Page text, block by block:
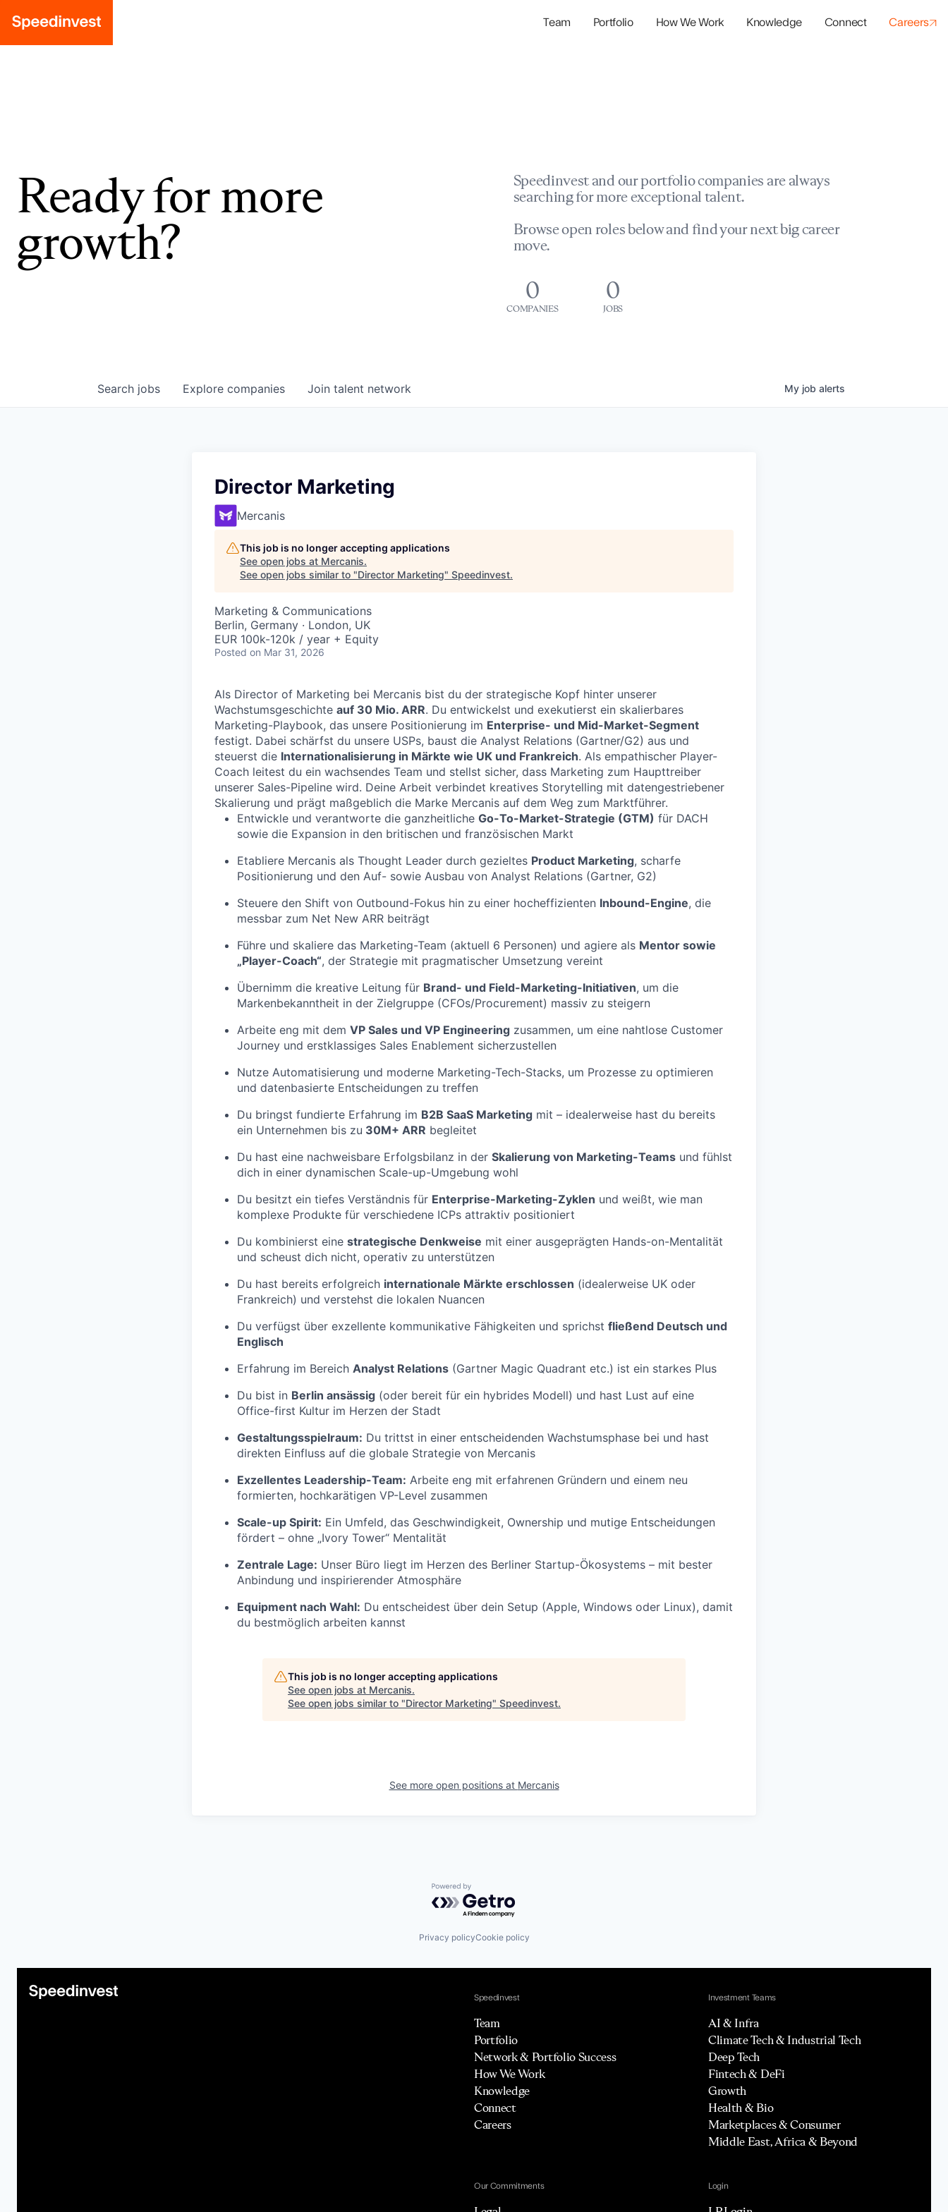
Team Portfolio How We Work Knowledge Connect Careers
Ready for more
growth?
Speedinvest and our portfolio companies are always
searching for more exceptional talent.
Browse open roles below and find your next big career
move.
0
COMPANIES
0
JOBS
Search jobs Explore companies Join talent network My job alerts
Director Marketing
Mercanis
This job is no longer accepting applications
See open jobs at Mercanis.
See open jobs similar to "Director Marketing" Speedinvest.
Marketing & Communications
Berlin, Germany · London, UK
EUR 100k-120k / year + Equity
Posted on Mar 31, 2026
Als Director of Marketing bei Mercanis bist du der strategische Kopf hinter unserer
Wachstumsgeschichte auf 30 Mio. ARR. Du entwickelst und exekutierst ein skalierbares
Marketing-Playbook, das unsere Positionierung im Enterprise- und Mid-Market-Segment
festigt. Dabei schärfst du unsere USPs, baust die Analyst Relations (Gartner/G2) aus und
steuerst die Internationalisierung in Märkte wie UK und Frankreich. Als empathischer Player-
Coach leitest du ein wachsendes Team und stellst sicher, dass Marketing zum Haupttreiber
unserer Sales-Pipeline wird. Deine Arbeit verbindet kreatives Storytelling mit datengestriebener
Skalierung und prägt maßgeblich die Marke Mercanis auf dem Weg zum Marktführer.
Entwickle und verantworte die ganzheitliche Go-To-Market-Strategie (GTM) für DACH
sowie die Expansion in den britischen und französischen Markt
Etabliere Mercanis als Thought Leader durch gezieltes Product Marketing, scharfe
Positionierung und den Auf- sowie Ausbau von Analyst Relations (Gartner, G2)
Steuere den Shift von Outbound-Fokus hin zu einer hocheffizienten Inbound-Engine, die
messbar zum Net New ARR beiträgt
Führe und skaliere das Marketing-Team (aktuell 6 Personen) und agiere als Mentor sowie
„Player-Coach“, der Strategie mit pragmatischer Umsetzung vereint
Übernimm die kreative Leitung für Brand- und Field-Marketing-Initiativen, um die
Markenbekanntheit in der Zielgruppe (CFOs/Procurement) massiv zu steigern
Arbeite eng mit dem VP Sales und VP Engineering zusammen, um eine nahtlose Customer
Journey und erstklassiges Sales Enablement sicherzustellen
Nutze Automatisierung und moderne Marketing-Tech-Stacks, um Prozesse zu optimieren
und datenbasierte Entscheidungen zu treffen
Du bringst fundierte Erfahrung im B2B SaaS Marketing mit – idealerweise hast du bereits
ein Unternehmen bis zu 30M+ ARR begleitet
Du hast eine nachweisbare Erfolgsbilanz in der Skalierung von Marketing-Teams und fühlst
dich in einer dynamischen Scale-up-Umgebung wohl
Du besitzt ein tiefes Verständnis für Enterprise-Marketing-Zyklen und weißt, wie man
komplexe Produkte für verschiedene ICPs attraktiv positioniert
Du kombinierst eine strategische Denkweise mit einer ausgeprägten Hands-on-Mentalität
und scheust dich nicht, operativ zu unterstützen
Du hast bereits erfolgreich internationale Märkte erschlossen (idealerweise UK oder
Frankreich) und verstehst die lokalen Nuancen
Du verfügst über exzellente kommunikative Fähigkeiten und sprichst fließend Deutsch und
Englisch
Erfahrung im Bereich Analyst Relations (Gartner Magic Quadrant etc.) ist ein starkes Plus
Du bist in Berlin ansässig (oder bereit für ein hybrides Modell) und hast Lust auf eine
Office-first Kultur im Herzen der Stadt
Gestaltungsspielraum: Du trittst in einer entscheidenden Wachstumsphase bei und hast
direkten Einfluss auf die globale Strategie von Mercanis
Exzellentes Leadership-Team: Arbeite eng mit erfahrenen Gründern und einem neu
formierten, hochkarätigen VP-Level zusammen
Scale-up Spirit: Ein Umfeld, das Geschwindigkeit, Ownership und mutige Entscheidungen
fördert – ohne „Ivory Tower“ Mentalität
Zentrale Lage: Unser Büro liegt im Herzen des Berliner Startup-Ökosystems – mit bester
Anbindung und inspirierender Atmosphäre
Equipment nach Wahl: Du entscheidest über dein Setup (Apple, Windows oder Linux), damit
du bestmöglich arbeiten kannst
This job is no longer accepting applications
See open jobs at Mercanis.
See open jobs similar to "Director Marketing" Speedinvest.
See more open positions at Mercanis
Powered by Getro.com
Privacy policyCookie policy
Speedinvest
Team
Portfolio
Network & Portfolio Success
How We Work
Knowledge
Connect
Careers
Investment Teams
AI & Infra
Climate Tech & Industrial Tech
Deep Tech
Fintech & DeFi
Growth
Health & Bio
Marketplaces & Consumer
Middle East, Africa & Beyond
Our Commitments Login